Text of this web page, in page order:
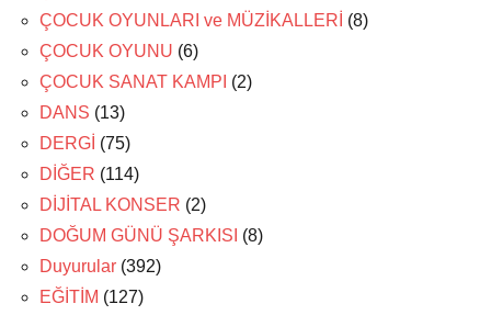
ÇOCUK OYUNLARI ve MÜZİKALLERİ (8)
ÇOCUK OYUNU (6)
ÇOCUK SANAT KAMPI (2)
DANS (13)
DERGİ (75)
DİĞER (114)
DİJİTAL KONSER (2)
DOĞUM GÜNÜ ŞARKISI (8)
Duyurular (392)
EĞİTİM (127)